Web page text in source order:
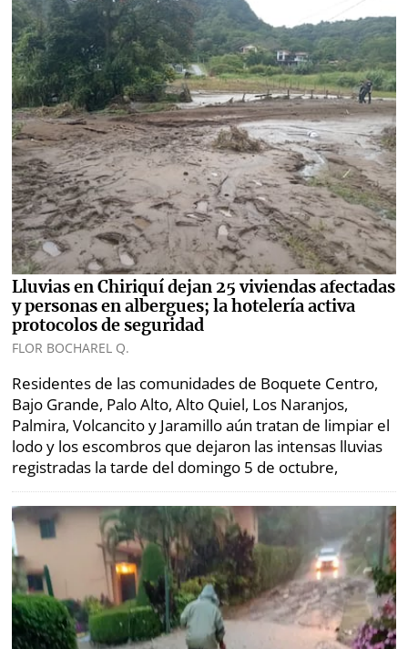
Lluvias en Chiriquí dejan 25 viviendas afectadas
y personas en albergues; la hotelería activa
protocolos de seguridad
FLOR BOCHAREL Q.
Residentes de las comunidades de Boquete Centro,
Bajo Grande, Palo Alto, Alto Quiel, Los Naranjos,
Palmira, Volcancito y Jaramillo aún tratan de limpiar el
lodo y los escombros que dejaron las intensas lluvias
registradas la tarde del domingo 5 de octubre,